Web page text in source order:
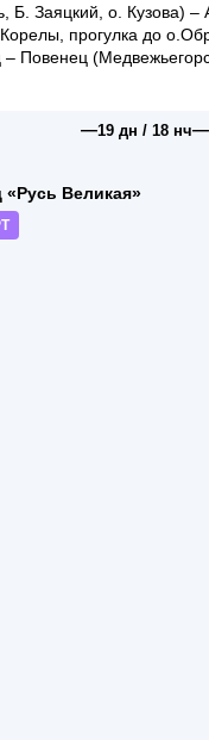
Б. Заяцкий, о. Кузова) –
прогулка до
– Повенец
—19 дн / 18 нч—
«Русь Великая»